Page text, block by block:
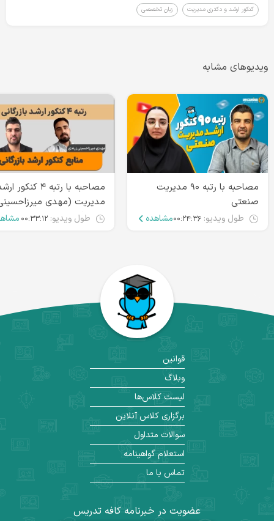
کنکور ارشد و دکتری مدیریت زبان تخصصی
ویدیوهای مشابه
مصاحبه با رتبه ۹۰ مدیریت
صنعتی
طول ویدیو: ۰۰:۲۴:۳۶مشاهده
مصاحبه با رتبه ۴ کنکور
مدیریت (مهدی
زرندی)طول ویدیو: ۰۰:۳۳:۱۲
عضویت در خبرنامه کافه تدریس
قوانین
وبلاگ
لیست کلاس‌ها
برگزاری کلاس آنلاین
سوالات متداول
استعلام گواهینامه
تماس با ما